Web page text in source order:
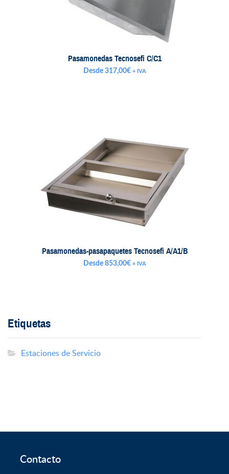
Pasamonedas Tecnosefi C/C1
Desde317,00€ + IVA
Pasamonedas-pasapaquetes Tecnosefi A/A1/B
Desde853,00€ + IVA
Etiquetas
Estaciones de Servicio
Contacto